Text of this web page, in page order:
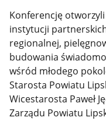
Konferencję
instytucji
regionalnej,
budowania
wśród młodego
Starosta Powiatu
Wicestarosta Paweł
Zarządu Powiatu